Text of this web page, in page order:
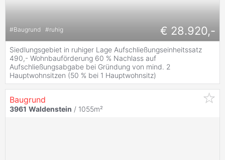
#Baugrund #ruhig € 28.920,-
Siedlungsgebiet in ruhiger Lage Aufschließungseinheitssatz
490,- Wohnbauförderung 60 % Nachlass auf
Aufschließungsabgabe bei Gründung von mind. 2
Hauptwohnsitzen (50 % bei 1 Hauptwohnsitz)
Baugrund
3961 Waldenstein / 1055m²